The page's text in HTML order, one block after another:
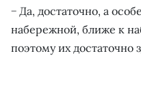
− Да, достаточно, а
набережной, ближе к
поэтому их достаточно